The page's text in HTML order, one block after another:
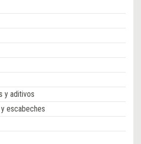
y aditivos
escabeches